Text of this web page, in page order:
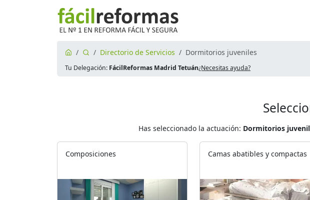
Directorio de Servicios Dormitorios juveniles
Tu Delegación: FácilReformas Madrid Tetuán¿Necesitas ayuda?
Has seleccionado la actuación: Dormitorios
Composiciones Camas abatibles y compactas